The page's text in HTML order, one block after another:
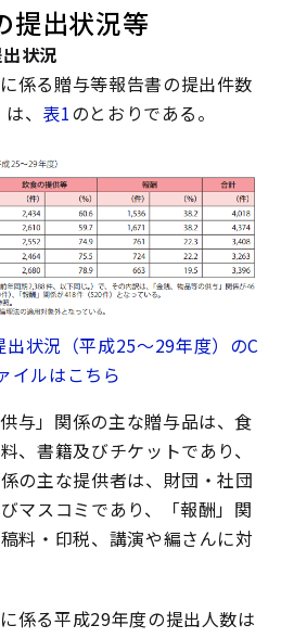
出状況等
状況
係る贈与等報告書の提出件数
、 表1のとおりである。
状況（平成25～29年度）のC
イルはこちら
与」関係の主な贈与品は、食
、書籍及びチケットであり、
の主な提供者は、財団・社団
マスコミであり、「報酬」関
料・印税、講演や編さんに対
係る平成29年度の提出人数は